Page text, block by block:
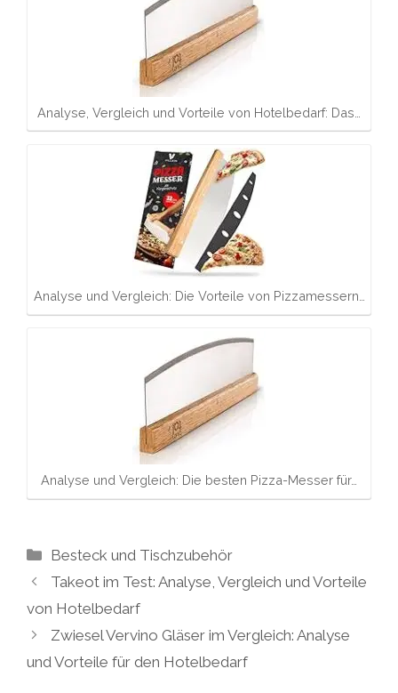
Analyse, Vergleich und Vorteile von Hotelbedarf: Das…
Analyse und Vergleich: Die Vorteile von Pizzamessern…
Analyse und Vergleich: Die besten Pizza-Messer für…
Kategorien
Besteck und Tischzubehör
Takeot im Test: Analyse, Vergleich und Vorteile
von Hotelbedarf
Zwiesel Vervino Gläser im Vergleich: Analyse
und Vorteile für den Hotelbedarf